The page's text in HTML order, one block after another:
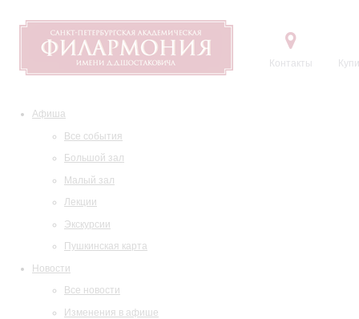
Контакты
Афиша
Все события
Большой зал
Малый зал
Лекции
Экскурсии
Пушкинская карта
Новости
Все новости
Изменения в афише